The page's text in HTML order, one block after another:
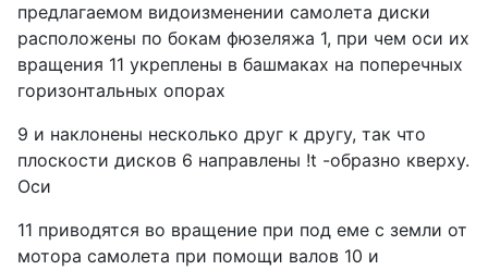
предлагаемом видоизменении самолета диски
расположены по бокам фюзеляжа 1, при чем оси их
вращения 11 укреплены в башмаках на поперечных
горизонтальных опорах
9 и наклонены несколько друг к другу, так что
плоскости дисков 6 направлены !t -образно кверху.
Оси
11 приводятся во вращение при под еме с земли от
мотора самолета при помощи валов 10 и